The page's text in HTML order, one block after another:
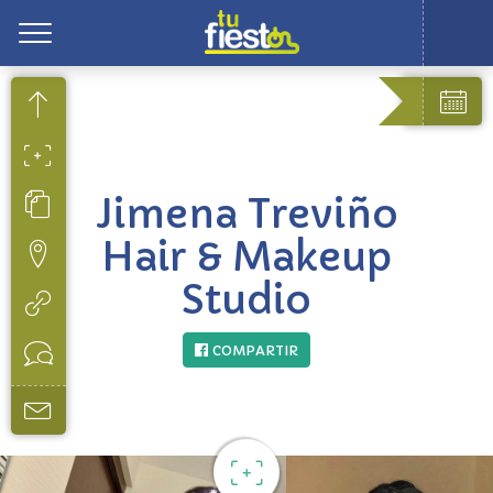
Jimena Treviño
Hair & Makeup
Studio
COMPARTIR